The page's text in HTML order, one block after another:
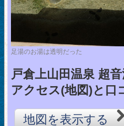
足湯のお湯は透明だった
戸倉上山田温泉 超
アクセス(地図)と口
地図を表示する